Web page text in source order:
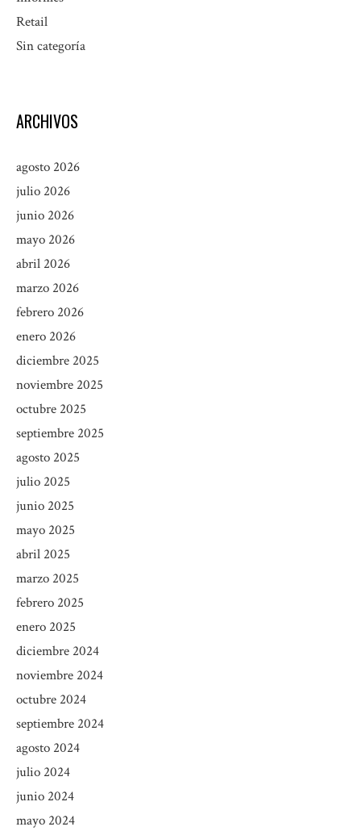
Retail
Sin categoría
ARCHIVOS
agosto 2026
julio 2026
junio 2026
mayo 2026
abril 2026
marzo 2026
febrero 2026
enero 2026
diciembre 2025
noviembre 2025
octubre 2025
septiembre 2025
agosto 2025
julio 2025
junio 2025
mayo 2025
abril 2025
marzo 2025
febrero 2025
enero 2025
diciembre 2024
noviembre 2024
octubre 2024
septiembre 2024
agosto 2024
julio 2024
junio 2024
mayo 2024